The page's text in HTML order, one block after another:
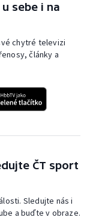
sebe i na
chytré televizi
články a
ČT sport
Sledujte nás i
a buďte v obraze.